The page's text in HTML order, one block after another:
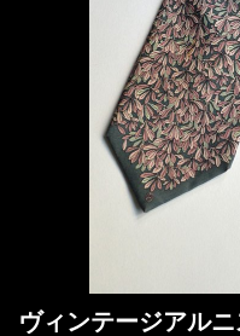
ヴィンテージアル